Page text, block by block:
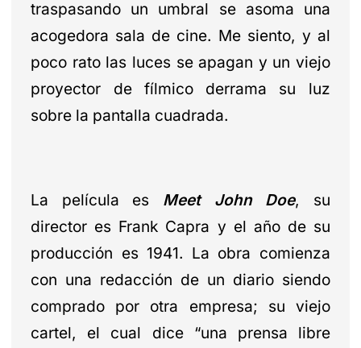
traspasando un umbral se asoma una
acogedora sala de cine. Me siento, y al
poco rato las luces se apagan y un viejo
proyector de fílmico derrama su luz
sobre la pantalla cuadrada.
La película es Meet John Doe, su
director es Frank Capra y el año de su
producción es 1941. La obra comienza
con una redacción de un diario siendo
comprado por otra empresa; su viejo
cartel, el cual dice “una prensa libre